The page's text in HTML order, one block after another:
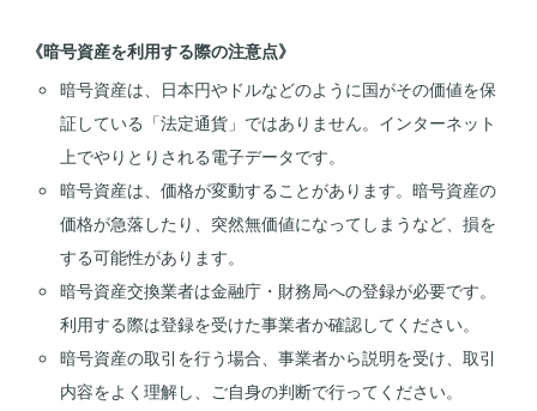
《暗号資産を利用する際の注意点》
暗号資産は、日本円やドルなどのように国がその価値を保
証している「法定通貨」ではありません。インターネット
上でやりとりされる電子データです。
暗号資産は、価格が変動することがあります。暗号資産の
価格が急落したり、突然無価値になってしまうなど、損を
する可能性があります。
暗号資産交換業者は金融庁・財務局への登録が必要です。
利用する際は登録を受けた事業者か確認してください。
暗号資産の取引を行う場合、事業者から説明を受け、取引
内容をよく理解し、ご自身の判断で行ってください。